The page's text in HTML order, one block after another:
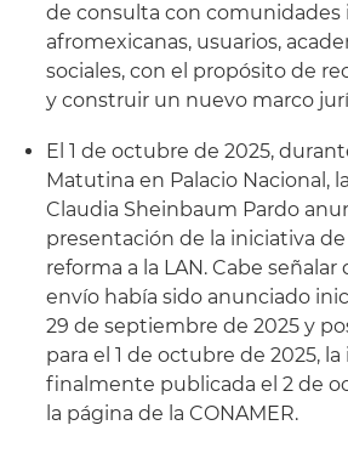
de consulta con comunidades
afromexicanas, usuarios,
sociales, con el propósito de
y construir un nuevo marco
El 1 de octubre de 2025,
Matutina en Palacio Nacional,
Claudia Sheinbaum Pardo
presentación de la iniciativa de
reforma a la LAN. Cabe
envío había sido anunciado
29 de septiembre de 2025 y
para el 1 de octubre de 2025,
finalmente publicada el 2 de
la página de la CONAMER.